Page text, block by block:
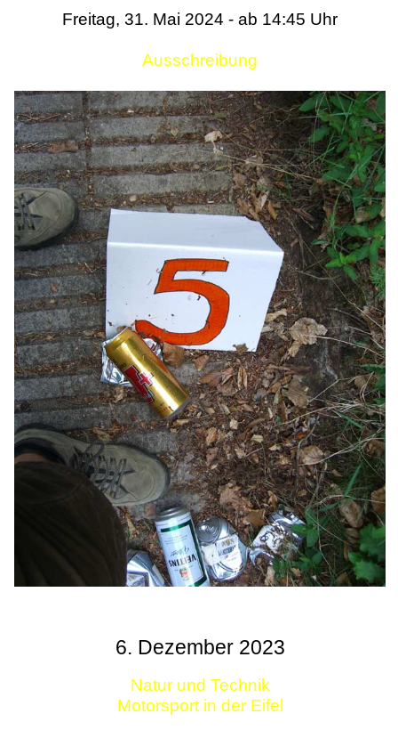
Termine
Freitag, 31. Mai 2024 - ab 14:45 Uhr
Ausschreibung
6. Dezember 2023
Natur und Technik
Motorsport in der Eifel